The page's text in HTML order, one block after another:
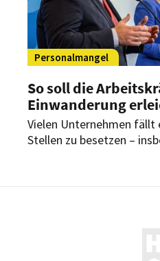
Personalmangel
So soll die
Einwanderung
Vielen Unternehmen fällt
Stellen zu besetzen –